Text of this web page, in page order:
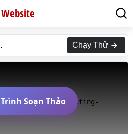
Chạy Thử
image repeating-
title>
Soạn Thảo